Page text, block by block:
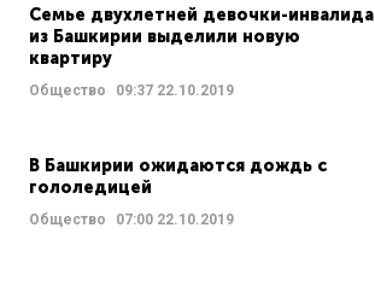
Семье двухлетней девочки-инвалида
из Башкирии выделили новую
квартиру
Общество 09:37 22.10.2019
В Башкирии ожидаются дождь с
гололедицей
Общество 07:00 22.10.2019